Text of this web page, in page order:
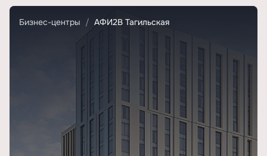
Бизнес-центры АФИ2В Тагильская